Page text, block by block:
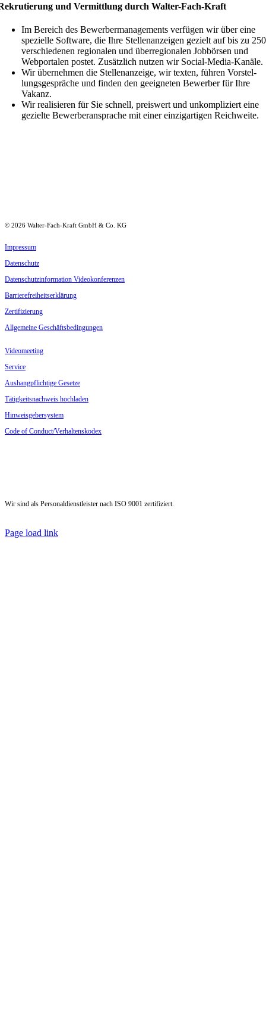
und Vermittlung durch Walter-Fach-Kraft
Im Bereich des Bewer­ber­ma­nage­ments verfügen wir über eine
spezielle Software, die Ihre Stellen­an­zeigen gezielt auf bis zu 250
verschie­denen regio­nalen und überre­gio­nalen Jobbörsen und
Webpor­talen postet. Zusätzlich nutzen wir Social-Media-Kanäle.
Wir übernehmen die Stellen­an­zeige, wir texten, führen Vorstel­
lungs­ge­spräche und finden den geeig­neten Bewerber für Ihre
Vakanz.
Wir reali­sieren für Sie schnell, preiswert und unkom­pli­ziert eine
gezielte Bewer­ber­an­sprache mit einer einzig­ar­tigen Reichweite.
© 2026 Walter-Fach-Kraft GmbH & Co. KG
Impressum
Daten­schutz
Daten­schutz­in­for­mation Videokonferenzen
Barrie­re­frei­heits­er­klärung
Zerti­fi­zierung
Allge­meine Geschäftsbedingungen
Video­meeting
Service
Aushang­pflichtige Gesetze
Tätig­keits­nachweis hochladen
Hinweis­ge­ber­system
Code of Conduct/Verhaltenskodex
Wir sind als Personal­dienst­leister nach ISO 9001 zertifiziert.
Page load link